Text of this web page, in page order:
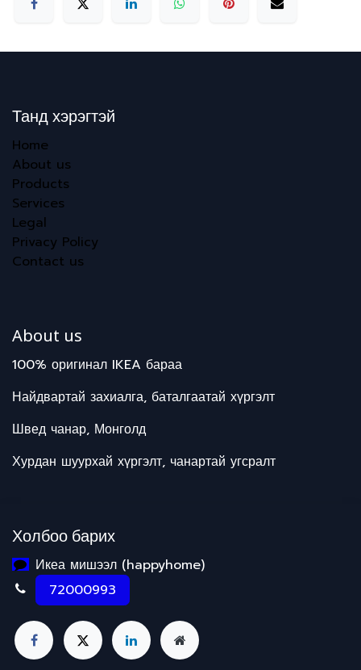
Танд хэрэгтэй
Home
About us
Products
Services
Legal
Privacy Policy
Contact us
About us
100% оригинал IKEA бараа
Найдвартай захиалга, баталгаатай хүргэлт
Швед чанар, Монголд
Хурдан шуурхай хүргэлт, чанартай угсралт
Холбоо барих
Икеа мишээл (happyhome)
72000993